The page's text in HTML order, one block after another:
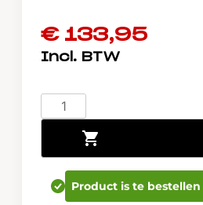
€133,95
Honda
Civic
R
Zonwering
achteraan
Toevoegen aan
Product is te